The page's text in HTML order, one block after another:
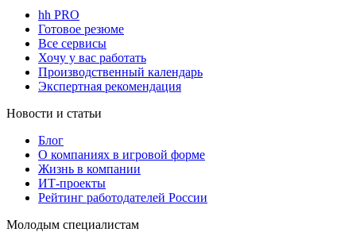
hh PRO
Готовое резюме
Все сервисы
Хочу у вас работать
Производственный календарь
Экспертная рекомендация
Новости и статьи
Блог
О компаниях в игровой форме
Жизнь в компании
ИТ-проекты
Рейтинг работодателей России
Молодым специалистам